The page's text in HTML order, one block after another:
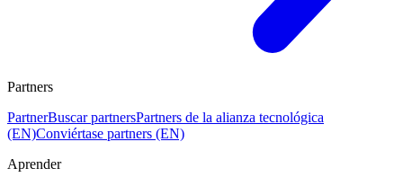
Partners
PartnerBuscar partnersPartners de la alianza tecnológica
(EN)Conviértase partners (EN)
Aprender